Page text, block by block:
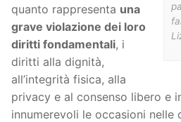
quanto rappresenta una
grave violazione dei loro
diritti fondamentali, i
diritti alla dignità,
all’integrità fisica, alla
privacy e al consenso libero e
innumerevoli le occasioni nelle